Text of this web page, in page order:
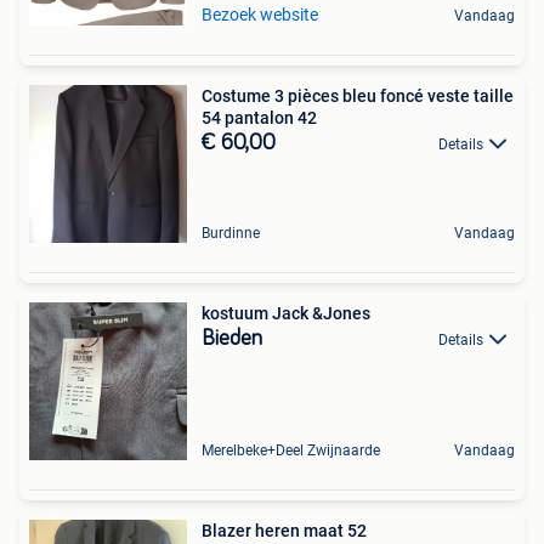
Bezoek website Vandaag
Costume 3 pièces bleu foncé veste taille
54 pantalon 42
€ 60,00 Details
Burdinne Vandaag
kostuum Jack &Jones
Bieden Details
Merelbeke+Deel Zwijnaarde Vandaag
Blazer heren maat 52